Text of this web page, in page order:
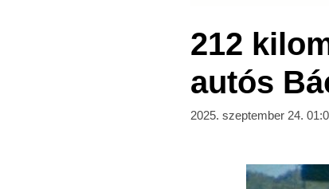
212
autós
2025. szeptember 24.